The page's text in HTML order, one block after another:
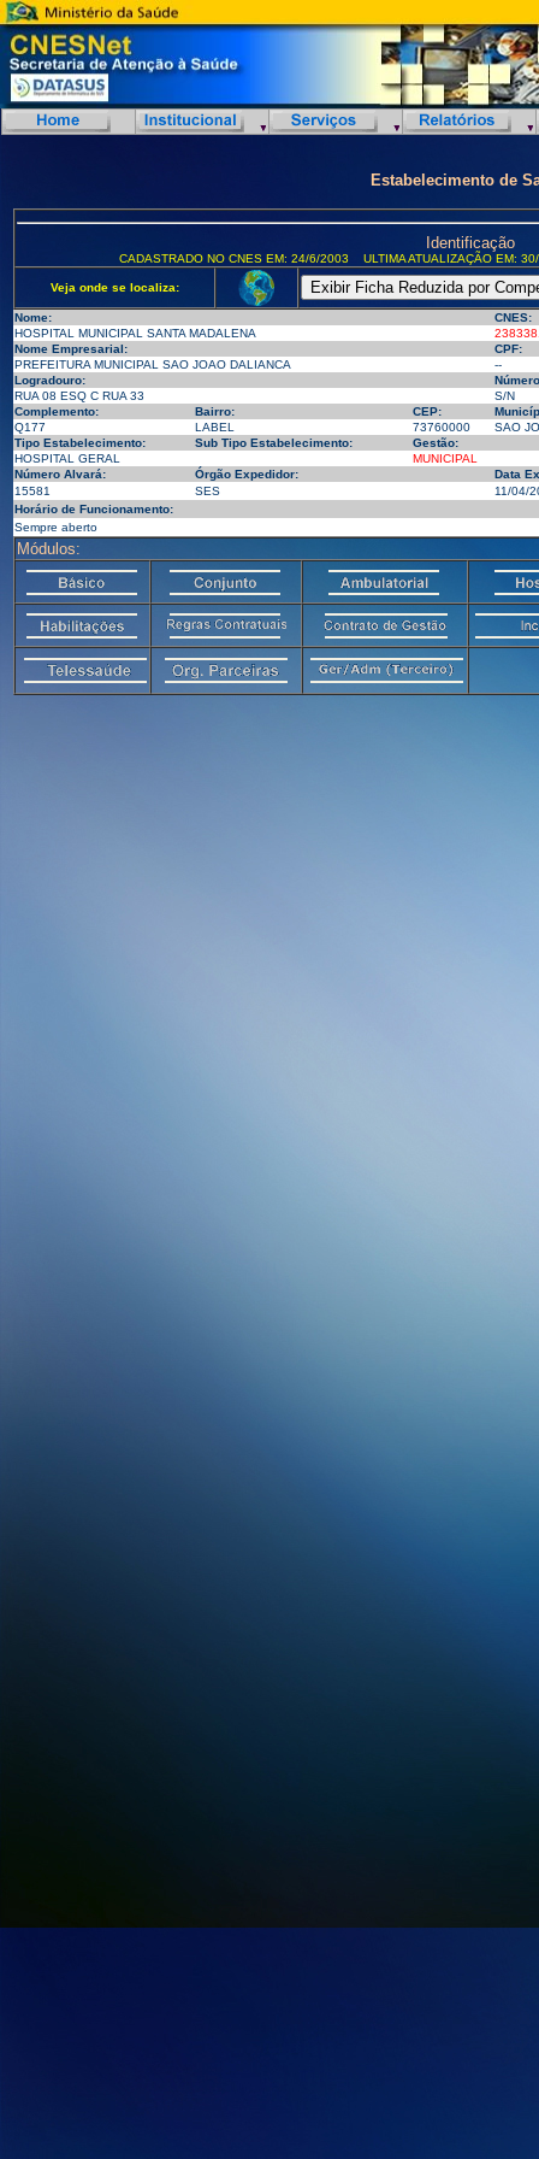
Estabelecimento de
Identificação
CADASTRADO NO CNES EM: 24/6/2003 ULTIMA ATUALIZAÇÃO EM:
Veja onde se localiza:
Nome:
CNES:
HOSPITAL MUNICIPAL SANTA MADALENA
Nome Empresarial:
CPF:
PREFEITURA MUNICIPAL SAO JOAO DALIANCA
--
Logradouro:
RUA 08 ESQ C RUA 33
S/N
Complemento:
Bairro: CEP:
Q177
LABEL 73760000
SAO
Tipo Estabelecimento:
Sub Tipo Estabelecimento:
Gestão:
HOSPITAL GERAL
MUNICIPAL
Número Alvará:
Órgão Expedidor:
Data
15581
SES
11/04/
Horário de Funcionamento:
Sempre aberto
Módulos: